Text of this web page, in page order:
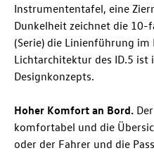
Instrumententafel, eine
Dunkelheit zeichnet die
(Serie) die Linienführung
Lichtarchitektur des ID.5 ist
Designkonzepts.
Hoher Komfort an Bord.
komfortabel und die
oder der Fahrer und die